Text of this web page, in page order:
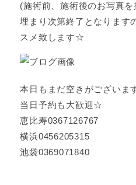
(施術前、施術後のお写真
埋まり次第終了となります
スメ致します☆
本日もまだ空きがございま
当日予約も大歓迎☆
恵比寿0367126767
横浜0456205315
池袋0369071840